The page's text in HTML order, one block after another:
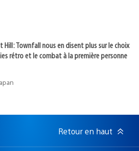
Hill: Townfall nous en disent plus sur le choix
rétro et le combat à la première personne
Retour en haut